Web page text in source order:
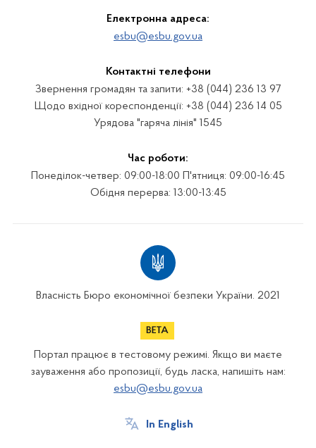
Електронна адреса:
esbu@esbu.gov.ua
Контактні телефони
Звернення громадян та запити: +38 (044) 236 13 97
Щодо вхідної кореспонденції: +38 (044) 236 14 05
Урядова "гаряча лінія" 1545
Час роботи:
Понеділок-четвер: 09:00-18:00 П'ятниця: 09:00-16:45
Обідня перерва: 13:00-13:45
Власність Бюро економічної безпеки України. 2021
Портал працює в тестовому режимі. Якщо ви маєте
зауваження або пропозиції, будь ласка, напишіть нам:
esbu@esbu.gov.ua
In English